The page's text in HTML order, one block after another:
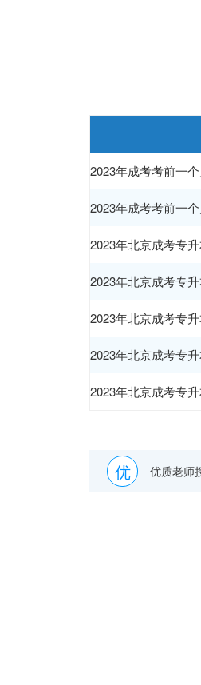
2023年成考考前一个
2023年成考考前一个
2023年北京成考专
2023年北京成考专
2023年北京成考专
2023年北京成考专
2023年北京成考专
优 优质老师